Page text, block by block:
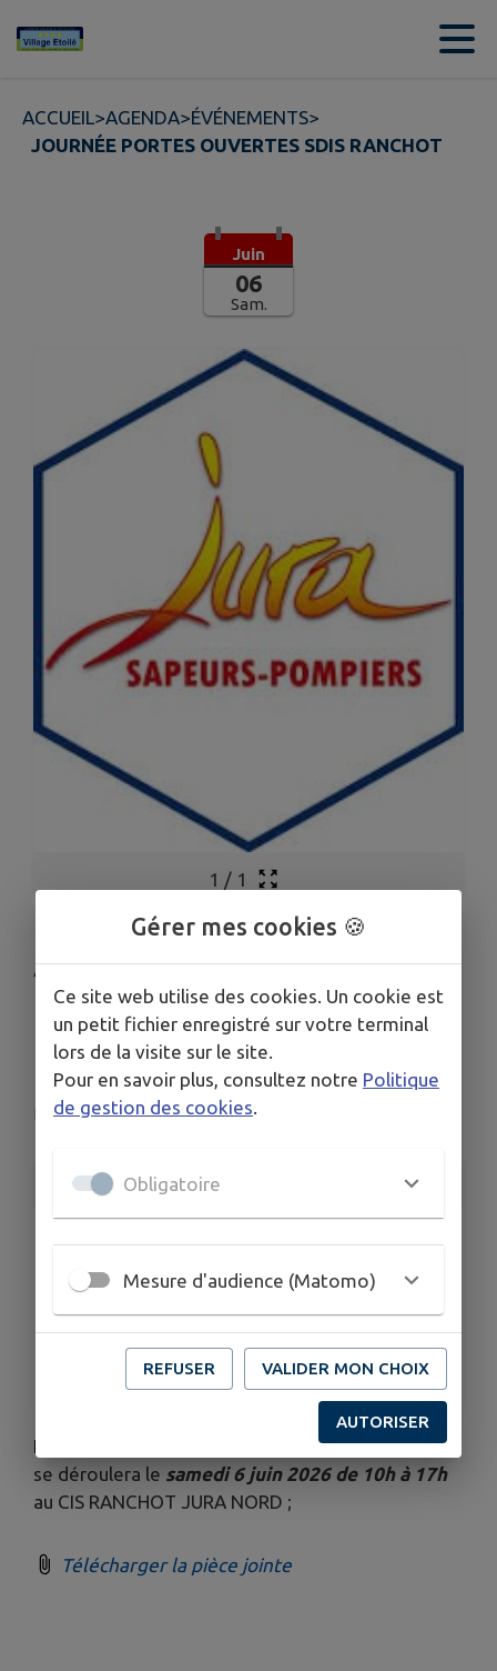
Contenu
ACCUEIL>AGENDA>ÉVÉNEMENTS>
JOURNÉE PORTES OUVERTES SDIS RANCHOT
Juin
06
Sam.
1 / 1
Journée portes
ouvertes SDIS
RANCHOT
La Barre
INFORMATIONS PRATIQUES
DATE
Le sam. 6 juin
HORAIRES
De 10h00 à 17h00
Le SDIS organise une
journée portes ouvertes qui
se déroulera le samedi 6 juin 2026 de 10h à 17h
au CIS RANCHOT JURA NORD ;
Télécharger la pièce jointe
Gérer mes cookies 🍪
Ce site web utilise des cookies. Un cookie est
un petit fichier enregistré sur votre terminal
lors de la visite sur le site.
Pour en savoir plus, consultez notre Politique
de gestion des cookies.
Obligatoire
Mesure d'audience (Matomo)
REFUSER VALIDER MON CHOIX
AUTORISER